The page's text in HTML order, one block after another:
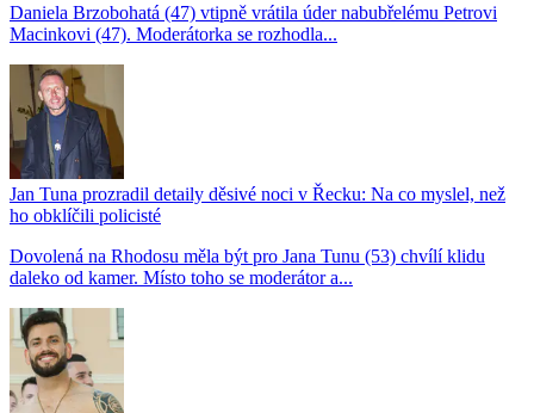
Daniela Brzobohatá (47) vtipně vrátila úder nabubřelému Petrovi
Macinkovi (47). Moderátorka se rozhodla...
Jan Tuna prozradil detaily děsivé noci v Řecku: Na co myslel, než
ho obklíčili policisté
Dovolená na Rhodosu měla být pro Jana Tunu (53) chvílí klidu
daleko od kamer. Místo toho se moderátor a...